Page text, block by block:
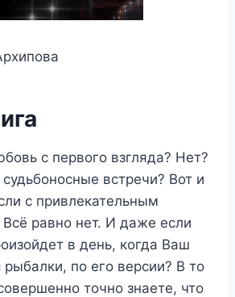
с первого взгляда? Нет?
встречи? Вот и
с привлекательным
равно нет. И даже если
в день, когда Ваш
по его версии? В то
точно знаете, что